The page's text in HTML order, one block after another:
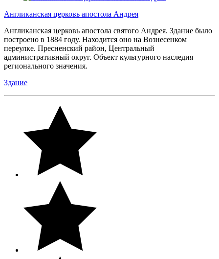
Англиканская церковь апостола Андрея
Англиканская церковь апостола святого Андрея. Здание было
построено в 1884 году. Находится оно на Вознесенком
переулке. Пресненский район, Центральный
административный округ. Объект культурного наследия
регионального значения.
Здание